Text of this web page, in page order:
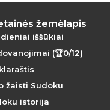
žemėlapis
iššūkiai
(🏆0/12)
žaisti Sudoku
istorija